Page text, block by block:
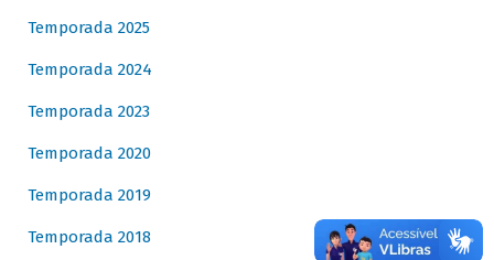
Temporada 2025
Temporada 2024
Temporada 2023
Temporada 2020
Temporada 2019
Temporada 2018